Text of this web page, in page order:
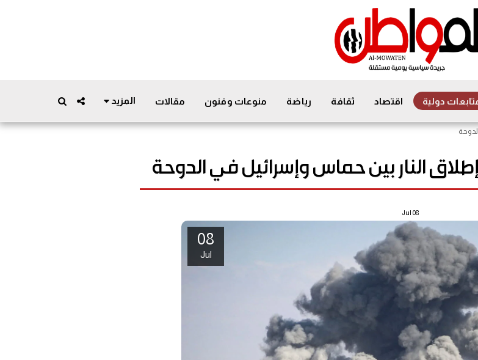
دولية اقتصاد ثقافة رياضة منوعات وفنون مقالات المزيد
النار بين حماس وإسرائيل في الدوحة
08
Jul
08
Jul